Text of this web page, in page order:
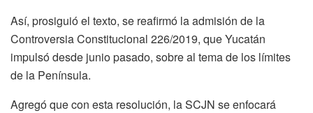
Así, prosiguió el texto, se reafirmó la admisión de la
Controversia Constitucional 226/2019, que Yucatán
impulsó desde junio pasado, sobre al tema de los límites
de la Península.
Agregó que con esta resolución, la SCJN se enfocará